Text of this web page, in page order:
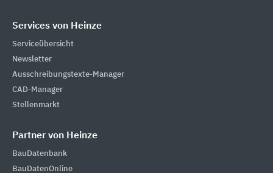
Services von Heinze
Serviceübersicht
Newsletter
Ausschreibungstexte-Manager
CAD-Manager
Stellenmarkt
Partner von Heinze
BauDatenbank
BauDatenOnline